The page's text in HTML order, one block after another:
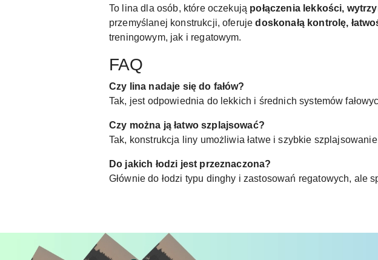
To lina dla osób, które oczekują połączenia lekkości,
przemyślanej konstrukcji, oferujedoskonałą kontrolę,
treningowym, jak i regatowym.
FAQ
Czy lina nadaje się do fałów?
Tak, jest odpowiednia do lekkich i średnich systemów
Czy można ją łatwo szplajsować?
Tak, konstrukcja liny umożliwia łatwe i szybkie
Do jakich łodzi jest przeznaczona?
Głównie do łodzi typu dinghy i zastosowań regatowych, ale